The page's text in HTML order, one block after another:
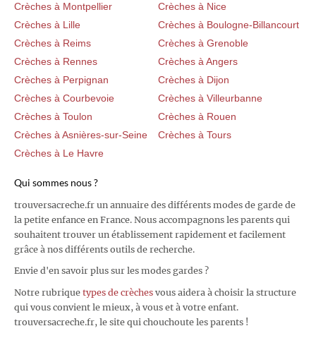
Crèches à Montpellier
Crèches à Nice
Crèches à Lille
Crèches à Boulogne-Billancourt
Crèches à Reims
Crèches à Grenoble
Crèches à Rennes
Crèches à Angers
Crèches à Perpignan
Crèches à Dijon
Crèches à Courbevoie
Crèches à Villeurbanne
Crèches à Toulon
Crèches à Rouen
Crèches à Asnières-sur-Seine
Crèches à Tours
Crèches à Le Havre
Qui sommes nous ?
trouversacreche.fr un annuaire des différents modes de garde de
la petite enfance en France. Nous accompagnons les parents qui
souhaitent trouver un établissement rapidement et facilement
grâce à nos différents outils de recherche.
Envie d'en savoir plus sur les modes gardes ?
Notre rubrique types de crèches vous aidera à choisir la structure
qui vous convient le mieux, à vous et à votre enfant.
trouversacreche.fr, le site qui chouchoute les parents !